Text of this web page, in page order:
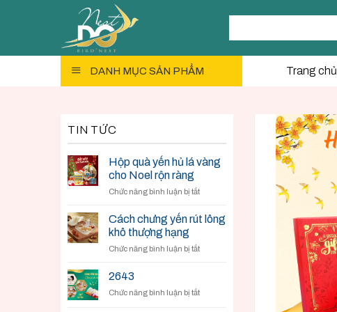
DANH MỤC SẢN PHẨM Trang chủ
TIN TỨC
Hộp quà yến hủ lá vàng
cho Noel rộn ràng
Chức năng bình luận bị tắtở
quà
lá
rộn
Cách chưng yến rút lông
khô thượng hạng
Chức năng bình luận bị tắtở
rút
2643
Chức năng bình luận bị tắtở